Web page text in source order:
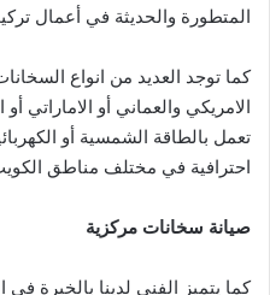
المتطورة والحديثة في أعمال
كما توجد العديد من انواع
الامريكي والعماني أو الاماراتي
تعمل بالطاقة الشمسية أو
احترافية في مختلف مناطق
صيانة سخانات مركزية
كما يتميز الفني لدينا بالخبرة